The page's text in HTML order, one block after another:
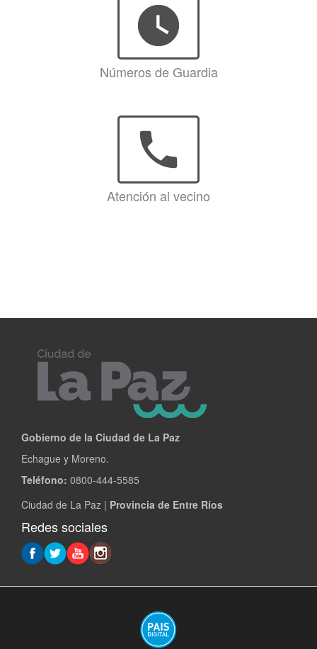
watch_later
Números de Guardia
phone
Atención al vecino
Gobierno de la Ciudad de La Paz
Echague y Moreno.
Teléfono: 0800-444-5585
Ciudad de La Paz | Provincia de Entre Ríos
Redes sociales